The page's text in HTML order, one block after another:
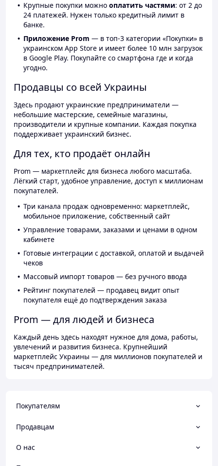
Крупные покупки можно оплатить частями: от 2 до
24 платежей. Нужен только кредитный лимит в
банке.
Приложение Prom — в топ-3 категории «Покупки» в
украинском App Store и имеет более 10 млн загрузок
в Google Play. Покупайте со смартфона где и когда
угодно.
Продавцы со всей Украины
Здесь продают украинские предприниматели —
небольшие мастерские, семейные магазины,
производители и крупные компании. Каждая покупка
поддерживает украинский бизнес.
Для тех, кто продаёт онлайн
Prom — маркетплейс для бизнеса любого масштаба.
Лёгкий старт, удобное управление, доступ к миллионам
покупателей.
Три канала продаж одновременно: маркетплейс,
мобильное приложение, собственный сайт
Управление товарами, заказами и ценами в одном
кабинете
Готовые интеграции с доставкой, оплатой и выдачей
чеков
Массовый импорт товаров — без ручного ввода
Рейтинг покупателей — продавец видит опыт
покупателя ещё до подтверждения заказа
Prom — для людей и бизнеса
Каждый день здесь находят нужное для дома, работы,
увлечений и развития бизнеса. Крупнейший
маркетплейс Украины — для миллионов покупателей и
тысяч предпринимателей.
Покупателям
Продавцам
О нас